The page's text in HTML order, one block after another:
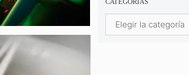
CATEGORÍAS
Categorías